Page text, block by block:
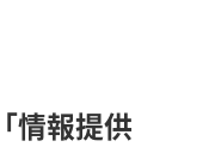
情報提供